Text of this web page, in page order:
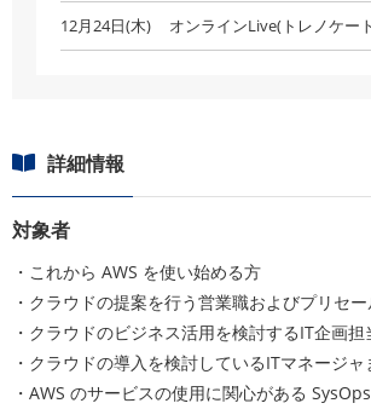
12月24日(木) オンラインLive(トレノケー
詳細情報
対象者
・これから AWS を使い始める方
・クラウドの提案を行う営業職およびプリセ
・クラウドのビジネス活用を検討するIT企画担
・クラウドの導入を検討しているITマネージ
・AWS のサービスの使用に関心がある